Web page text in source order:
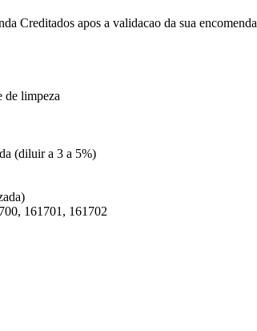
Creditados apos a validacao da sua encomenda
de limpeza
(diluir a 3 a 5%)
161701, 161702